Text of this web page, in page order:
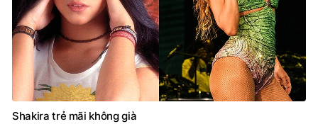
Shakira trẻ mãi không già